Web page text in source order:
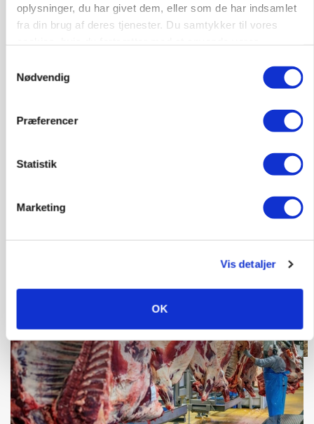
oplysninger, du har givet dem, eller som de har indsamlet
fra din brug af deres tjenester. Du samtykker til vores
Nødvendig
Præferencer
Statistik
Marketing
Vis detaljer
OK
PLANTER
Før såmaskinen kører: Her er efterårets største